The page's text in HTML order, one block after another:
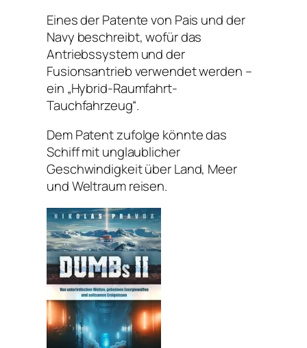
Eines der Patente von Pais und der
Navy beschreibt, wofür das
Antriebssystem und der
Fusionsantrieb verwendet werden –
ein „Hybrid-Raumfahrt-
Tauchfahrzeug“.
Dem Patent zufolge könnte das
Schiff mit unglaublicher
Geschwindigkeit über Land, Meer
und Weltraum reisen.